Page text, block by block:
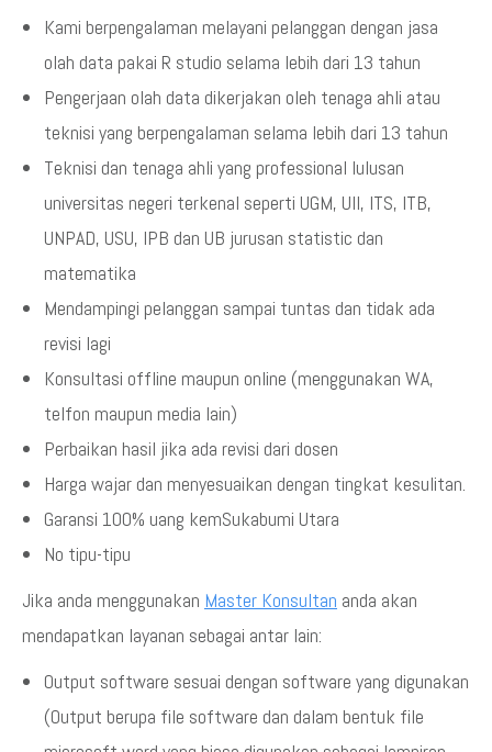
Kami berpengalaman melayani pelanggan dengan jasa
olah data pakai R studio selama lebih dari 13 tahun
Pengerjaan olah data dikerjakan oleh tenaga ahli atau
teknisi yang berpengalaman selama lebih dari 13 tahun
Teknisi dan tenaga ahli yang professional lulusan
universitas negeri terkenal seperti UGM, UII, ITS, ITB,
UNPAD, USU, IPB dan UB jurusan statistic dan
matematika
Mendampingi pelanggan sampai tuntas dan tidak ada
revisi lagi
Konsultasi offline maupun online (menggunakan WA,
telfon maupun media lain)
Perbaikan hasil jika ada revisi dari dosen
Harga wajar dan menyesuaikan dengan tingkat kesulitan.
Garansi 100% uang kemSukabumi Utara
No tipu-tipu
Jika anda menggunakan Master Konsultan anda akan
mendapatkan layanan sebagai antar lain:
Output software sesuai dengan software yang digunakan
(Output berupa file software dan dalam bentuk file